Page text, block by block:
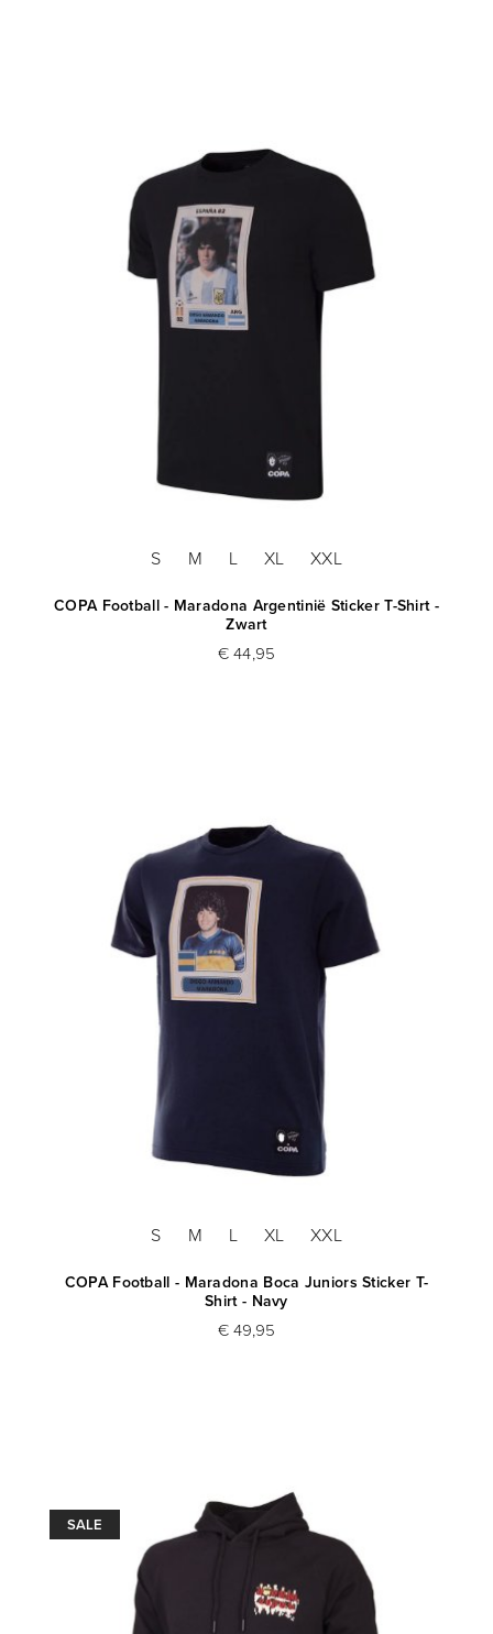
S M L XL XXL
COPA Football - Maradona Argentinië Sticker T-Shirt -
Zwart
€ 44,95
S M L XL XXL
COPA Football - Maradona Boca Juniors Sticker T-
Shirt - Navy
€ 49,95
SALE